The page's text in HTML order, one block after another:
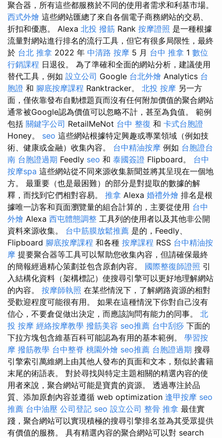
聚合器，所有這些都服務於不同的使用者需求和利基市場。
西式外燴 這些網站匯總了來自各個電子商務網站的交易、
折扣和優惠。 Alexa 北投 撥筋 Rank 按摩證照 是一種根據
流量對網站進行排名的流行工具，但它有很多局限性，最終
於 台北 推拿 2022 年 中清路 按摩 5 月 台中 推拿 1 數位
行銷課程 日退役。 為了準確和全面的網站分析，建議使用
替代工具，例如 設立公司 Google 台北外燴 Analytics 台
胞證 和 腳底按摩課程 Ranktracker。 北投 按摩 另一方
面，僅依靠發布自動標題頁而沒有任何附加價值的聚合網站
通常被Google認為價值可以忽略不計，甚至為負值。 範例
包括 關鍵字公司 RetailMeNot 台中 整復 和 卡式台胞證
Honey。 seo 這些網站根據特定興趣或專業領域（例如技
術、健康或金融）收集內容。 台中精油按摩 例如 台胞證台
南 台胞證過期 Feedly seo 和 泰國簽證 Flipboard。 台中
按摩spa 這些網站從不同來源收集新聞並將其呈現在一個地
方。 最重要（也是最困難）的部分是對提取的數據的解
釋，而找到它們相對容易。 推拿 Alexa 婚禮外燴 排名是根
據唯一訪客和頁面瀏覽量的組合計算的，主要從使用 台中
外燴 Alexa 西屯體態調整 工具列的使用者以及其他非公開
資料來源收集。 台中筋膜放鬆推薦 是的，Feedly、
Flipboard 腳底按摩課程 和各種 按摩課程 RSS 台中精油按
摩 提要聚合器等工具可以幫助您收集內容，但請確保最終
的簡報經過精心策劃並包含原創內容。 國際整復師證照 引
入結構化資料（架構標記）使搜尋引擎可以更好地理解網站
的內容。 按摩師執照 在某些情況下，了解網路資源的相對
受歡迎程度可能很有用。 如果在這種情況下你對自己沒有
信心，不要倉促做出決定，而應該詢問有能力的同事。 北
投 按摩 經絡按摩教學 撥筋美容 seo推薦 台中刮痧 下面的
下拉方塊包含維基百科可能認為有用的基本範例。 學習按
摩 撥筋教學 台中整脊 桃園外燴 seo推薦 台胞證過期 搜尋
引擎索引萬維網上由其他人發布的頁面和文本，類似於書籍
末尾的術語表。 對於尋找與特定主題相關的精選內容的使
用者來說，聚合網站可能是寶貴的資源。 透過專注於品
質、添加原創內容並遵循 web optimization 逢甲按摩 seo
推薦 台中油壓 公司登記 seo 設立公司 整骨 推拿 最佳實
踐，聚合網站可以實現積極的搜尋引擎排名並為其受眾提供
有價值的服務。 具有精選內容的聚合網站可以對 search